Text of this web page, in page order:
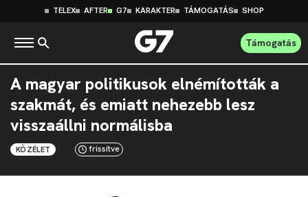
TELEX AFTER G7 KARAKTER TÁMOGATÁS SHOP
Támogatás
A magyar politikusok elnémították a
szakmát, és emiatt nehezebb lesz
visszaállni normálisba
KÖZÉLET frissítve